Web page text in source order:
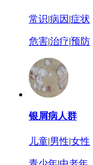
常识|病因 |症状
危害|治疗|预防
银屑病人群
儿童|男性|女性